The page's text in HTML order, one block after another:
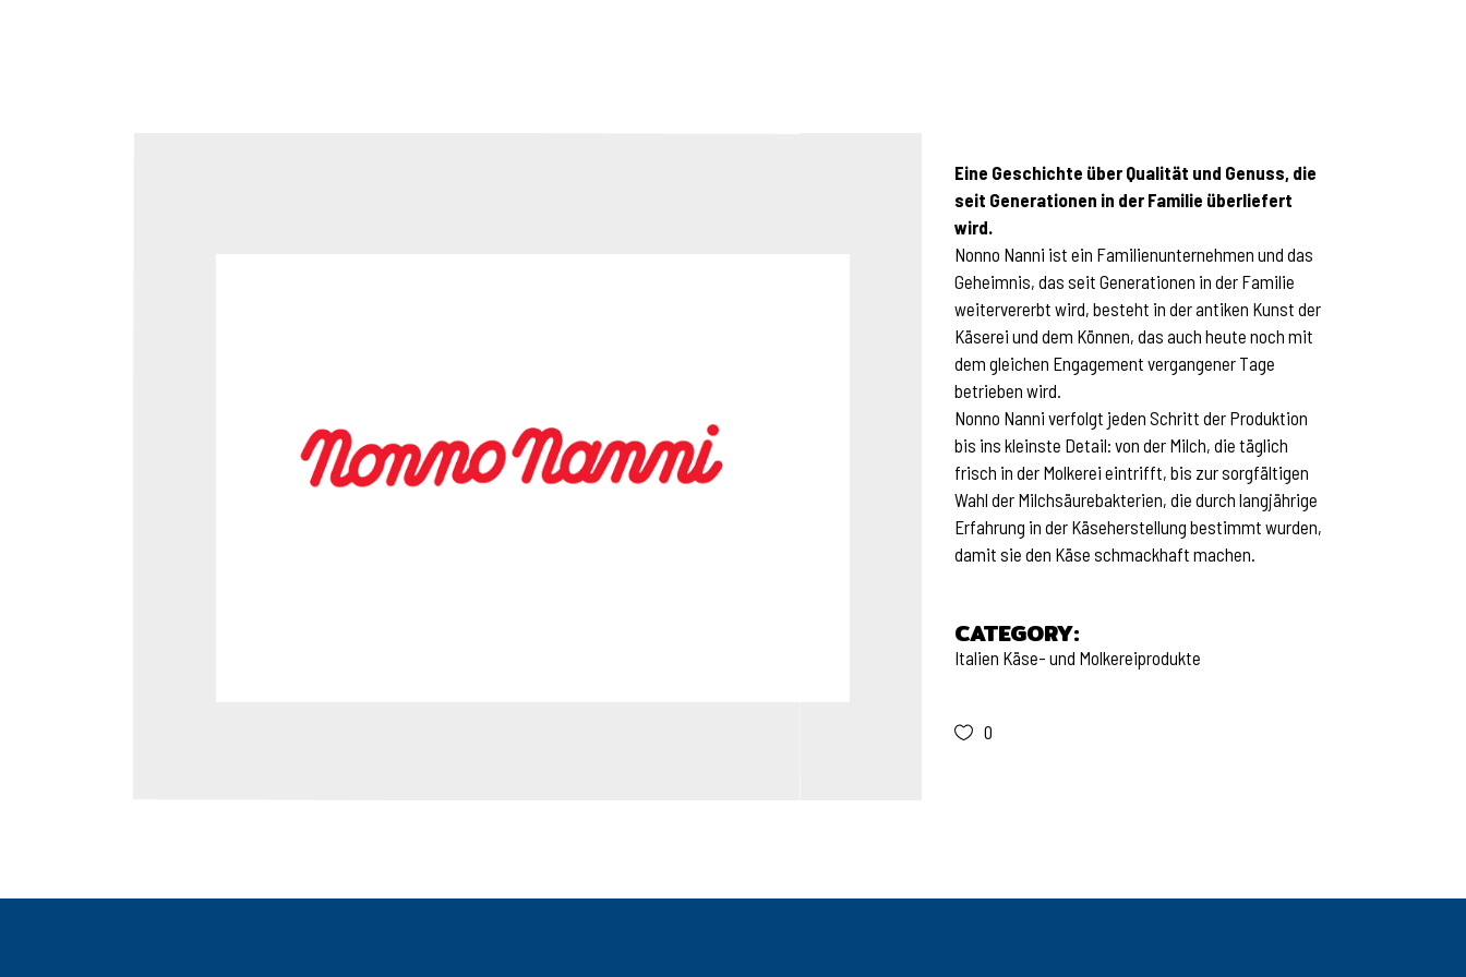
Eine Geschichte über Qualität und Genuss, die
seit Generationen in der Familie überliefert
wird.
Nonno Nanni ist ein Familienunternehmen und das
Geheimnis, das seit Generationen in der Familie
weitervererbt wird, besteht in der antiken Kunst der
Käserei und dem Können, das auch heute noch mit
dem gleichen Engagement vergangener Tage
betrieben wird.
Nonno Nanni verfolgt jeden Schritt der Produktion
bis ins kleinste Detail: von der Milch, die täglich
frisch in der Molkerei eintrifft, bis zur sorgfältigen
Wahl der Milchsäurebakterien, die durch langjährige
Erfahrung in der Käseherstellung bestimmt wurden,
damit sie den Käse schmackhaft machen.
CATEGORY:
Italien Käse- und Molkereiprodukte
0